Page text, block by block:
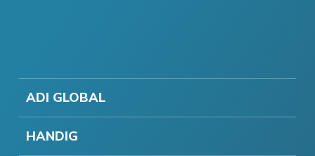
ADI GLOBAL
HANDIG